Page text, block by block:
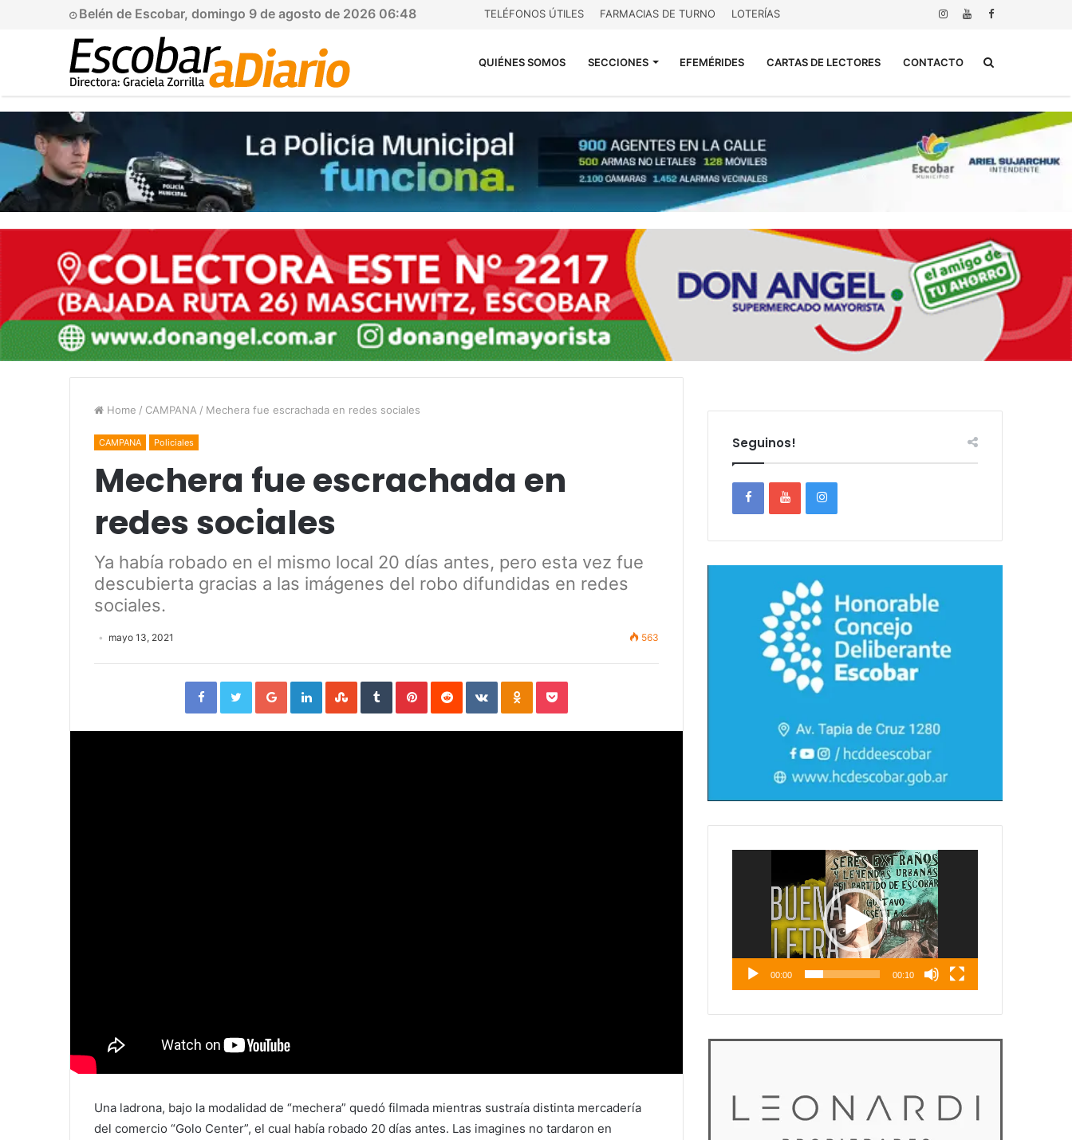
Belén de Escobar, domingo 9 de agosto de 2026 06:48 TELÉFONOS ÚTILES FARMACIAS DE TURNO LOTERÍAS
QUIÉNES SOMOS SECCIONES EFEMÉRIDES CARTAS DE LECTORES CONTACTO
Home / CAMPANA / Mechera fue escrachada en redes sociales
CAMPANA Policiales
Mechera fue escrachada en
redes sociales
Ya había robado en el mismo local 20 días antes, pero esta vez fue
descubierta gracias a las imágenes del robo difundidas en redes
sociales.
mayo 13, 2021 563
FacebookTwitterGoogle+LinkedInStumbleUpon
TumblrPinterestReddit VKontakteOdnoklassniki
Pocket
Una ladrona, bajo la modalidad de “mechera” quedó filmada mientras sustraía distinta mercadería
del comercio “Golo Center”, el cual había robado 20 días antes. Las imagines no tardaron en
Seguinos!
00:00 00:10